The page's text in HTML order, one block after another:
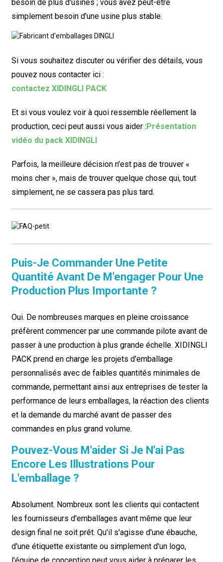
besoin de plus d'usines ; vous avez peut-être
simplement besoin d'une usine plus stable.
Si vous souhaitez discuter ou vérifier des détails, vous
pouvez nous contacter ici :
contactez XIDINGLI PACK
Et si vous voulez voir à quoi ressemble réellement la
production, ceci peut aussi vous aider :Présentation
vidéo du pack XIDINGLI
Parfois, la meilleure décision n'est pas de trouver «
moins cher », mais de trouver quelque chose qui, tout
simplement, ne se cassera pas plus tard.
Puis-Je Commander Une Petite
Quantité Avant De M'engager Pour Une
Production Plus Importante ?
Oui. De nombreuses marques en pleine croissance
préfèrent commencer par une commande pilote avant de
passer à une production à plus grande échelle. XIDINGLI
PACK prend en charge les projets d'emballage
personnalisés avec de faibles quantités minimales de
commande, permettant ainsi aux entreprises de tester la
performance de leurs emballages, la réaction des clients
et la demande du marché avant de passer des
commandes en plus grand volume.
Pouvez-Vous M'aider Si Je N'ai Pas
Encore Les Illustrations Pour
L'emballage ?
Absolument. Nombreux sont les clients qui contactent
les fournisseurs d'emballages avant même que leur
design final ne soit prêt. Qu'il s'agisse d'une ébauche,
d'une étiquette existante ou simplement d'un logo,